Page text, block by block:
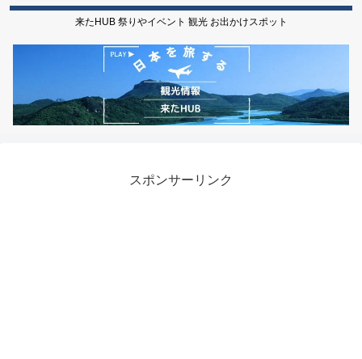
来たHUB 祭りやイベント 観光 お出かけスポット
スポンサーリンク